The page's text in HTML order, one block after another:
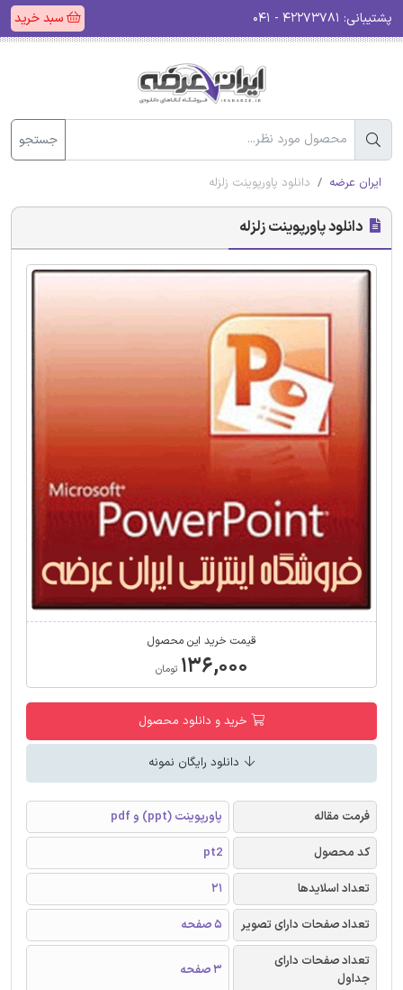
پشتیبانی: سبد خرید
جستجو
ایران عرضه دانلود پاورپوینت زلزله
دانلود پاورپوینت زلزله
قیمت خرید این محصول
۱۳۶,۰۰۰ تومان
خرید و دانلود محصول
دانلود رایگان نمونه
فرمت مقاله
پاورپوینت (ppt) و pdf
کد محصول
pt2
تعداد اسلایدها
21
تعداد صفحات دارای تصویر
5 صفحه
تعداد صفحات دارای
جداول
3 صفحه